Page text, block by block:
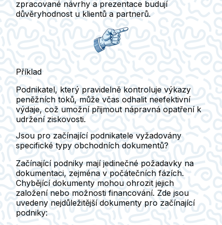
zpracované návrhy a prezentace budují
důvěryhodnost u klientů a partnerů.
Příklad
Podnikatel, který pravidelně kontroluje výkazy
peněžních toků, může včas odhalit neefektivní
výdaje, což umožní přijmout nápravná opatření k
udržení ziskovosti.
Jsou pro začínající podnikatele vyžadovány
specifické typy obchodních dokumentů?
Začínající podniky mají jedinečné požadavky na
dokumentaci, zejména v počátečních fázích.
Chybějící dokumenty mohou ohrozit jejich
založení nebo možnosti financování. Zde jsou
uvedeny nejdůležitější dokumenty pro začínající
podniky: